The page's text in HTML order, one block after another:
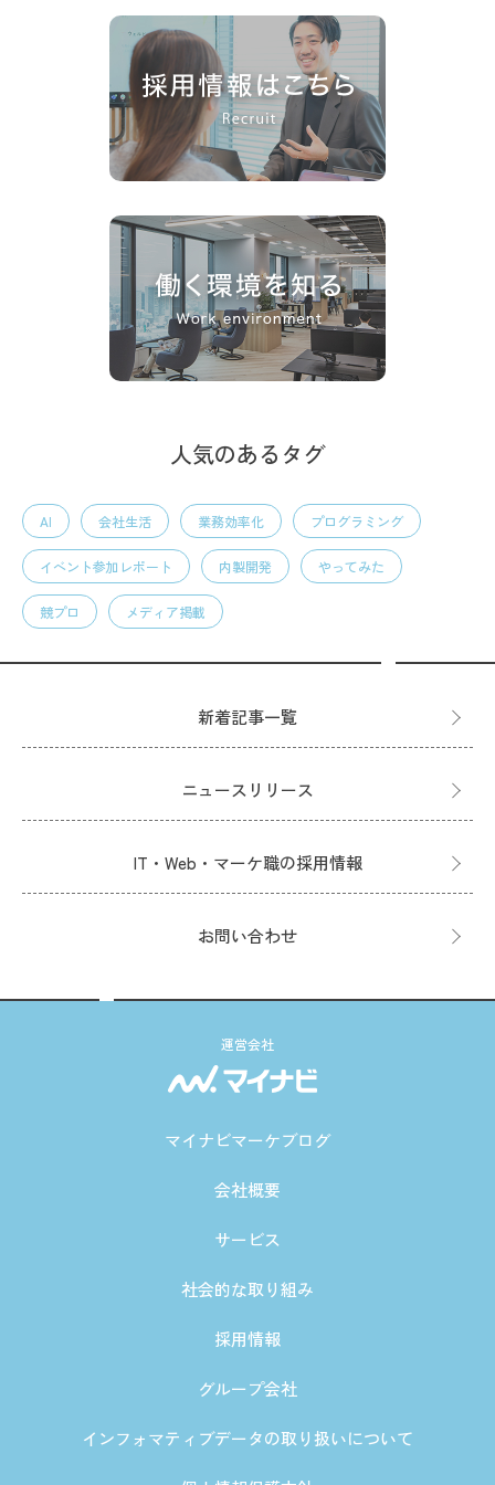
人気のあるタグ
AI 会社生活 業務効率化 プログラミング
イベント参加レポート 内製開発 やってみた
競プロ メディア掲載
新着記事一覧
ニュースリリース
IT・Web・マーケ職の採用情報
お問い合わせ
運営会社
マイナビマーケブログ
会社概要
サービス
社会的な取り組み
採用情報
グループ会社
インフォマティブデータの取り扱いについて